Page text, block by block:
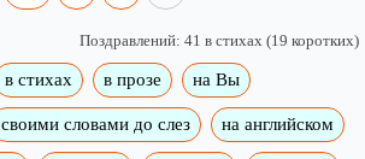
Поздравлений: 41 в стихах (19 коротких)
в стихах в прозе на Вы
своими словами до слез на английском